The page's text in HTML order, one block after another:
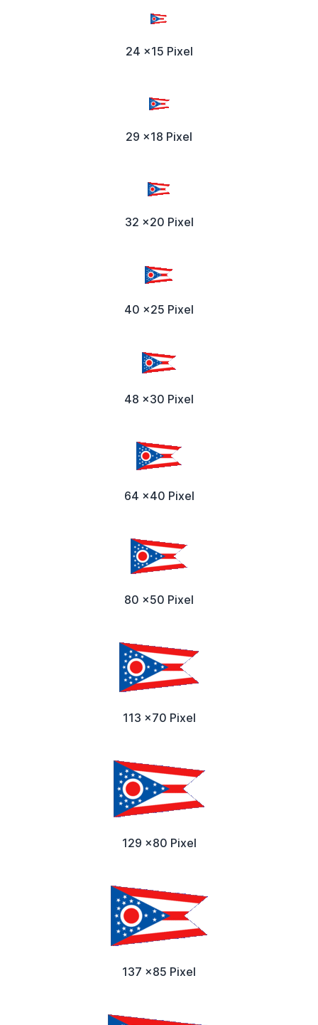
24 x15 Pixel
29 x18 Pixel
32 x20 Pixel
40 x25 Pixel
48 x30 Pixel
64 x40 Pixel
80 x50 Pixel
113 x70 Pixel
129 x80 Pixel
137 x85 Pixel